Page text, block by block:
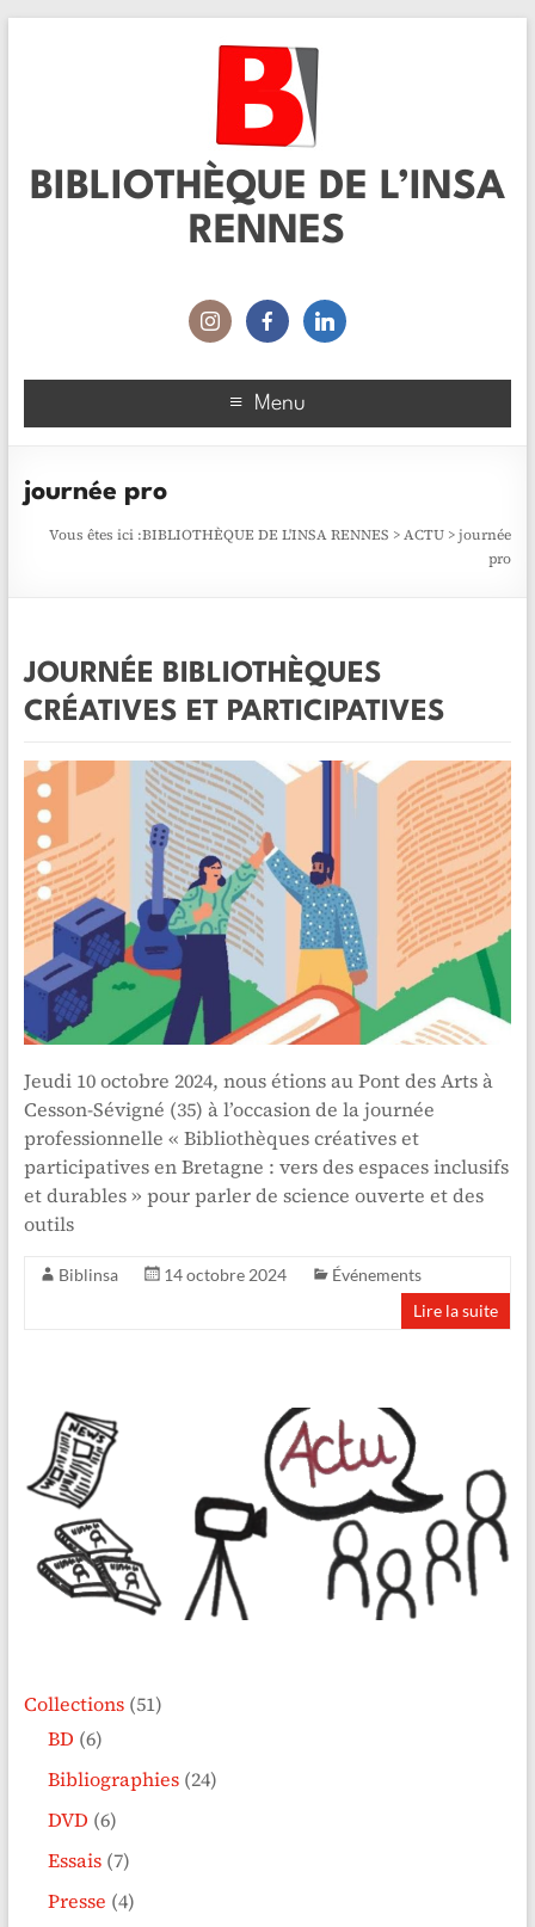
BIBLIOTHÈQUE DE L’INSA
RENNES
Menu
journée pro
Vous êtes ici :BIBLIOTHÈQUE DE L'INSA RENNES >ACTU >journée
pro
JOURNÉE BIBLIOTHÈQUES
CRÉATIVES ET PARTICIPATIVES
Jeudi 10 octobre 2024, nous étions au Pont des Arts à
Cesson-Sévigné (35) à l’occasion de la journée
professionnelle « Bibliothèques créatives et
participatives en Bretagne : vers des espaces inclusifs
et durables » pour parler de science ouverte et des
outils
Biblinsa 14 octobre 2024
Événements
Lire la suite
Collections(51)
BD (6)
Bibliographies(24)
DVD (6)
Essais(7)
Presse (4)